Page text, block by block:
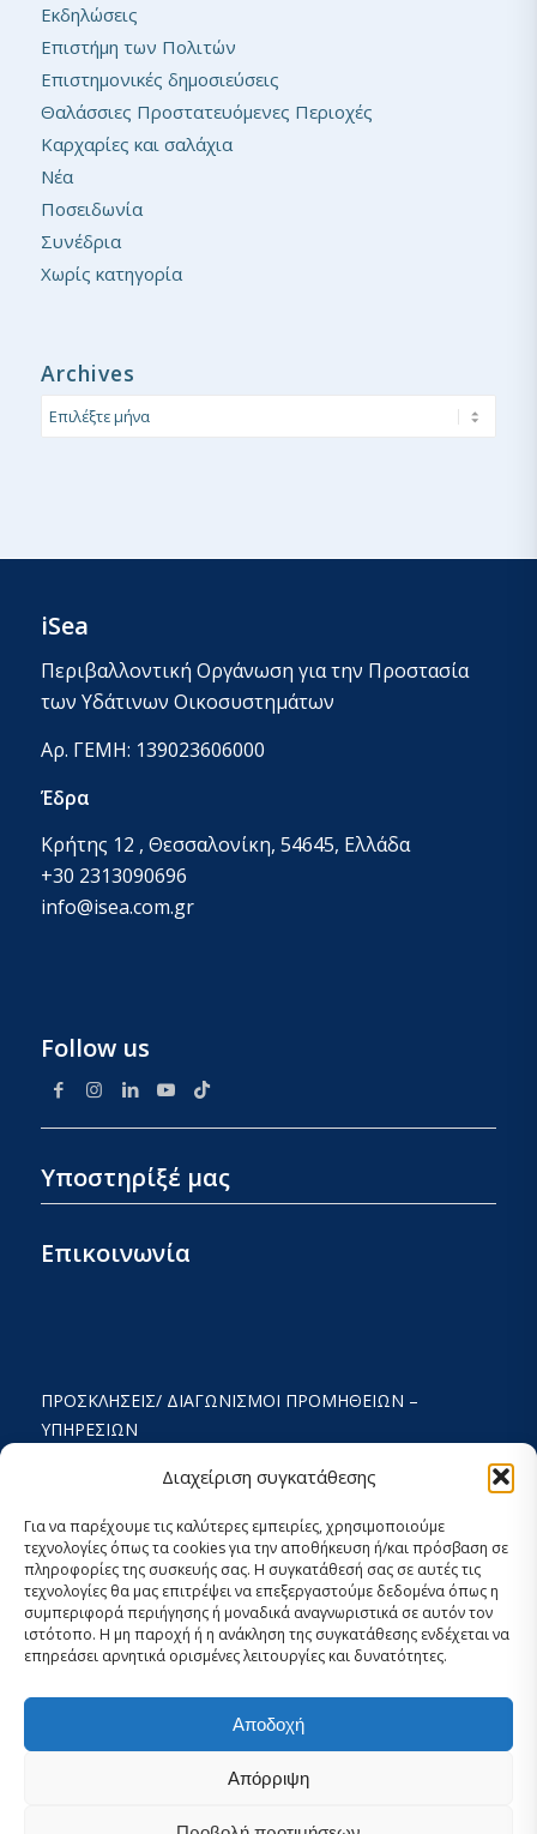
Διαχείριση συγκατάθεσης
Για να παρέχουμε τις καλύτερες εμπειρίες, χρησιμοποιούμε
τεχνολογίες όπως τα cookies για την αποθήκευση ή/και πρόσβαση σε
πληροφορίες της συσκευής σας. Η συγκατάθεσή σας σε αυτές τις
τεχνολογίες θα μας επιτρέψει να επεξεργαστούμε δεδομένα όπως η
συμπεριφορά περιήγησης ή μοναδικά αναγνωριστικά σε αυτόν τον
ιστότοπο. Η μη παροχή ή η ανάκληση της συγκατάθεσης ενδέχεται να
επηρεάσει αρνητικά ορισμένες λειτουργίες και δυνατότητες.
Αποδοχή
Απόρριψη
Εκδηλώσεις
Επιστήμη των Πολιτών
Επιστημονικές δημοσιεύσεις
Θαλάσσιες Προστατευόμενες Περιοχές
Καρχαρίες και σαλάχια
Νέα
Ποσειδωνία
Συνέδρια
Χωρίς κατηγορία
Archives
iSea
Περιβαλλοντική Οργάνωση για την Προστασία
των Υδάτινων Οικοσυστημάτων
Αρ. ΓΕΜΗ: 139023606000
Έδρα
Κρήτης 12 , Θεσσαλονίκη, 54645, Ελλάδα
+30 2313090696
info@isea.com.gr
Follow us
Υποστηρίξέ μας
Επικοινωνία
ΠΡΟΣΚΛΉΣΕΙΣ/ ΔΙΑΓΩΝΙΣΜΟΊ ΠΡΟΜΉΘΕΙΩΝ –
ΥΠΗΡΕΣΙΏΝ
ΟΡΟΙ ΧΡΗΣΗΣ ΚΑΙ ΠΟΛΙΤΙΚΗ ΑΠΟΡΡΗΤΟΥ
ΚΑΤΑΣΤΑΤΙΚΌ
ΕΚΘΕΣΗ ΔΡΑΣΤΗΡΙΟΤΗΤΩΝ
ΟΙΚΟΝΟΜΙΚΟΣ ΑΠΟΛΟΓΙΣΜΟΣ
ΣΤΡΑΤΗΓΙΚΟΣ ΣΧΕΔΙΑΣΜΟΣ 2024-2029
ΡΥΘΜΊΣΕΙΣ COOKIES ΚΑΙ ΑΠΟΡΡΉΤΟΥ